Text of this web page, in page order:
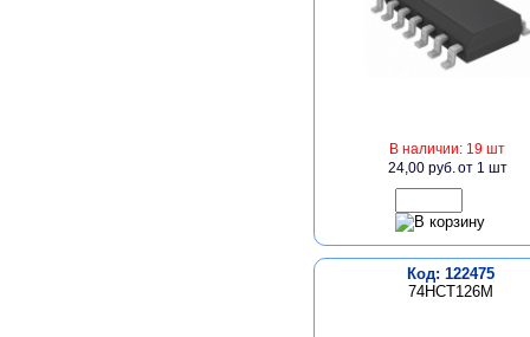
В наличии: 19 шт
24,00 руб.от 1 шт
Код: 122475
74HCT126M